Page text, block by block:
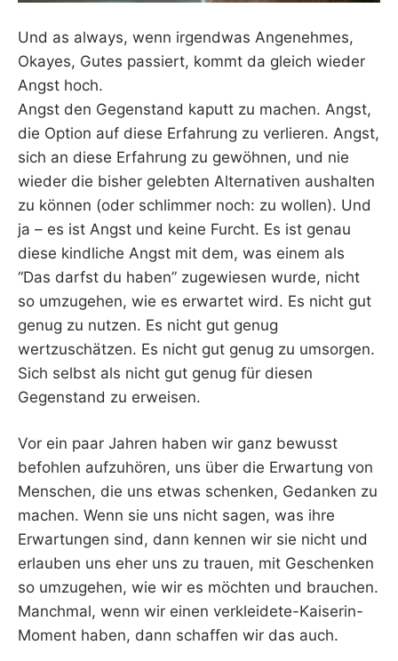
Und as always, wenn irgendwas Angenehmes,
Okayes, Gutes passiert, kommt da gleich wieder
Angst hoch.
Angst den Gegenstand kaputt zu machen. Angst,
die Option auf diese Erfahrung zu verlieren. Angst,
sich an diese Erfahrung zu gewöhnen, und nie
wieder die bisher gelebten Alternativen aushalten
zu können (oder schlimmer noch: zu wollen). Und
ja – es ist Angst und keine Furcht. Es ist genau
diese kindliche Angst mit dem, was einem als
“Das darfst du haben” zugewiesen wurde, nicht
so umzugehen, wie es erwartet wird. Es nicht gut
genug zu nutzen. Es nicht gut genug
wertzuschätzen. Es nicht gut genug zu umsorgen.
Sich selbst als nicht gut genug für diesen
Gegenstand zu erweisen.
Vor ein paar Jahren haben wir ganz bewusst
befohlen aufzuhören, uns über die Erwartung von
Menschen, die uns etwas schenken, Gedanken zu
machen. Wenn sie uns nicht sagen, was ihre
Erwartungen sind, dann kennen wir sie nicht und
erlauben uns eher uns zu trauen, mit Geschenken
so umzugehen, wie wir es möchten und brauchen.
Manchmal, wenn wir einen verkleidete-Kaiserin-
Moment haben, dann schaffen wir das auch.